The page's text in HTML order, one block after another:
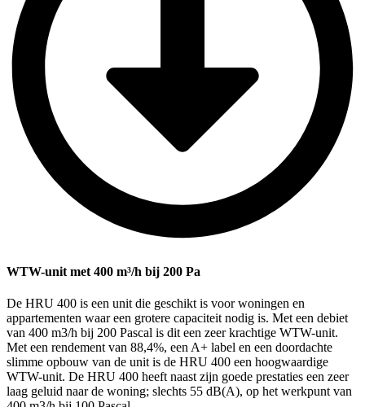
WTW-unit met 400 m³/h bij 200 Pa
De HRU 400 is een unit die geschikt is voor woningen en
appartementen waar een grotere capaciteit nodig is. Met een debiet
van 400 m3/h bij 200 Pascal is dit een zeer krachtige WTW-unit.
Met een rendement van 88,4%, een A+ label en een doordachte
slimme opbouw van de unit is de HRU 400 een hoogwaardige
WTW-unit. De HRU 400 heeft naast zijn goede prestaties een zeer
laag geluid naar de woning; slechts 55 dB(A), op het werkpunt van